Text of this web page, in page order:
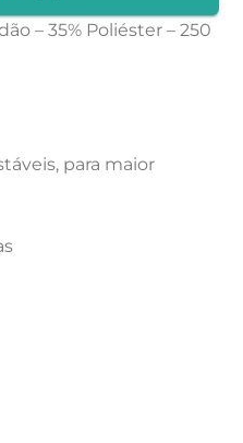
– 35% Poliéster – 250
para maior